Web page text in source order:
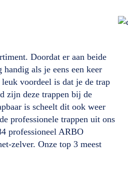
Doordat er aan beide
als je eens een keer
voordeel is dat je de trap
zijn deze trappen bij de
is scheelt dit ook weer
professionele trappen uit ons
professioneel ARBO
zelver. Onze top 3 meest